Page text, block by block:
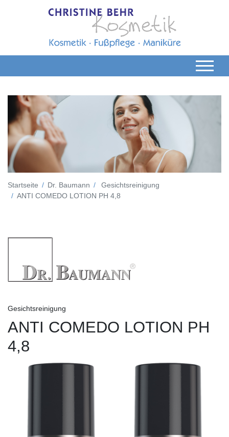
Startseite Dr. Baumann
Gesichtsreinigung
ANTI COMEDO LOTION PH 4,8
Gesichtsreinigung
ANTI COMEDO LOTION PH
4,8